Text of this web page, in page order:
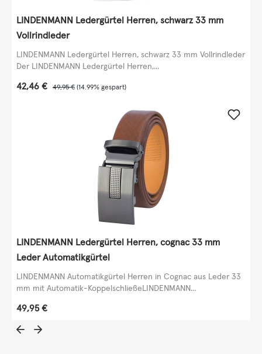
LINDENMANN Ledergürtel Herren, schwarz 33 mm
Vollrindleder
LINDENMANN Ledergürtel Herren, schwarz 33 mm Vollrindleder
Der LINDENMANN Ledergürtel Herren,...
Verkaufspreis:
42,46 € Regulärer Preis:
49,95 € (14.99% gespart)
LINDENMANN Ledergürtel Herren, cognac 33 mm
Leder Automatikgürtel
LINDENMANN Automatikgürtel Herren in Cognac aus Leder 33
mm mit Automatik-KoppelschließeLINDENMANN...
Regulärer Preis:
49,95 €